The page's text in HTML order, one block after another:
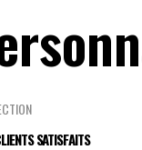
SATISFAITS